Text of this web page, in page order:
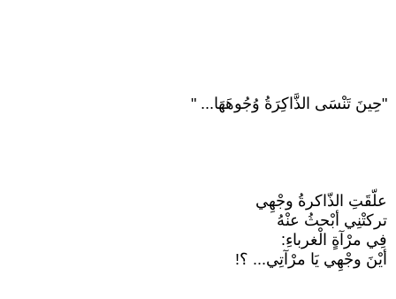
"حِينَ تَنْسَى الذَّاكِرَةُ وُجُوهَهَا... "
علّقَتِ الذّاكرةُ وجْهِي
تركتْنِي أبْحثُ عنْهُ
فِي مرْآةٍ الْغرباءِ:
أيْنَ وجْهِي يَا مرْآتِي... ؟!